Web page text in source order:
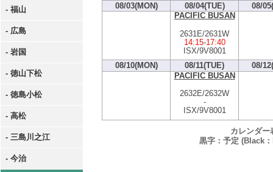
- 福山
- 広島
- 岩国
- 徳山下松
- 徳島小松
- 高松
- 三島川之江
- 今治
08/03(MON) 08/04(TUE)
08/
PACIFIC BUSAN
2631E/2631W
14:15-17:40
ISX/9V8001
08/10(MON)
08/11(TUE)
08/
PACIFIC BUSAN
2632E/2632W
-
ISX/9V8001
カレンダー
黒字：予定 (Black